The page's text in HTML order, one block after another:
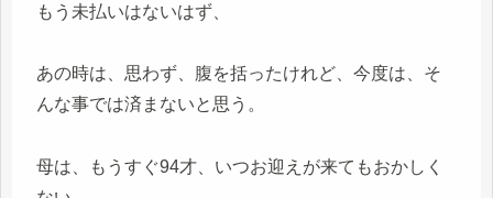
もう未払いはないはず、
あの時は、思わず、腹を括ったけれど、今度は、そ
んな事では済まないと思う。
母は、もうすぐ94才、いつお迎えが来てもおかしく